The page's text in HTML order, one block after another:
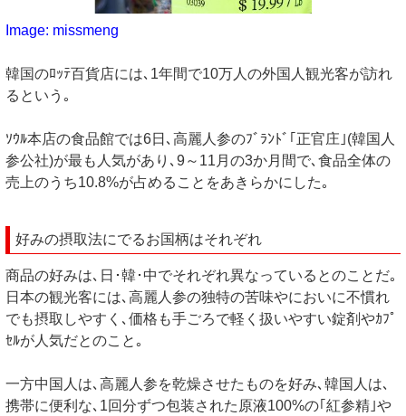
Image: missmeng
韓国のﾛｯﾃ百貨店には､1年間で10万人の外国人観光客が訪れ
るという｡
ｿｳﾙ本店の食品館では6日､高麗人参のﾌﾞﾗﾝﾄﾞ｢正官庄｣(韓国人
参公社)が最も人気があり､9～11月の3か月間で､食品全体の
売上のうち10.8%が占めることをあきらかにした｡
好みの摂取法にでるお国柄はそれぞれ
商品の好みは､日･韓･中でそれぞれ異なっているとのことだ｡
日本の観光客には､高麗人参の独特の苦味やにおいに不慣れ
でも摂取しやすく､価格も手ごろで軽く扱いやすい錠剤やｶﾌﾟ
ｾﾙが人気だとのこと｡
一方中国人は､高麗人参を乾燥させたものを好み､韓国人は､
携帯に便利な､1回分ずつ包装された原液100%の｢紅参精｣や